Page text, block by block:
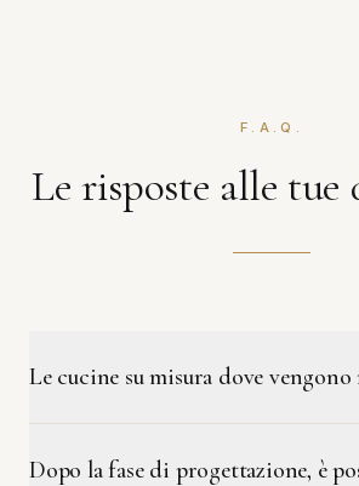
F.A.Q.
Le risposte alle tue
Le cucine su misura dove vengono
Dopo la fase di progettazione, è